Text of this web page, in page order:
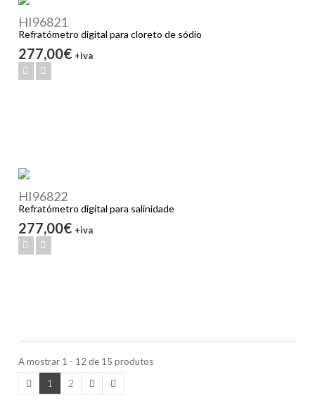
HI96821
Refratómetro digital para cloreto de sódio
277,00€ +iva
HI96822
Refratómetro digital para salinidade
277,00€ +iva
A mostrar 1 - 12 de 15 produtos
1 2